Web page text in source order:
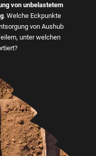
von unbelastetem
. Welche Eckpunkte
von Aushub
unter welchen